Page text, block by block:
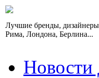
Лучшие бренды,
Рима, Лондона, Берлина...
Новости